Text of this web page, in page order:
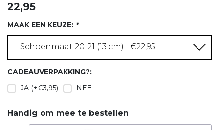
22,95
MAAK EEN KEUZE: *
Schoenmaat 20-21 (13 cm) - €22,95
CADEAUVERPAKKING?:
JA (+€3,95)
NEE
Handig om mee te bestellen